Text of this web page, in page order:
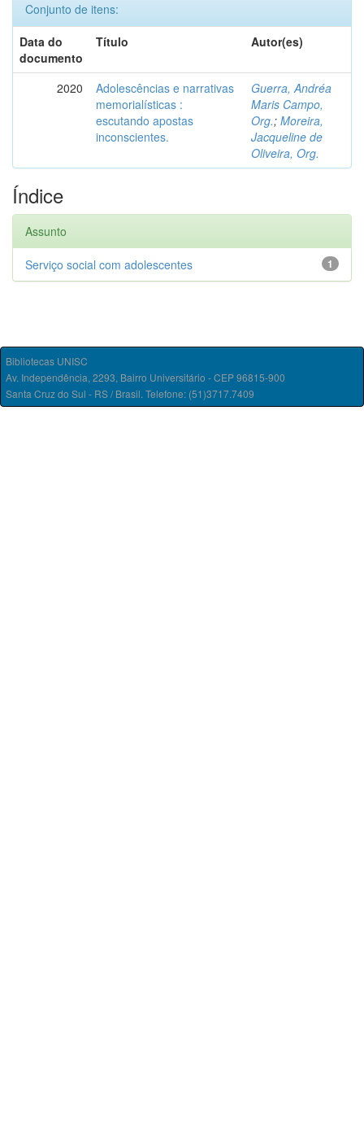
Conjunto de itens:
Data do
documento
Título Autor(es)
2020
Adolescências e narrativas
memorialísticas :
escutando apostas
inconscientes.
Guerra, Andréa
Maris Campo,
Org.; Moreira,
Jacqueline de
Oliveira, Org.
Índice
Assunto
1
Serviço social com adolescentes
Bibliotecas UNISC
Av. Independência, 2293, Bairro Universitário - CEP 96815-900
Santa Cruz do Sul - RS / Brasil. Telefone: (51)3717.7409